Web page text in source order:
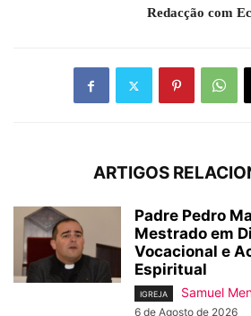
Redacção com
ARTIGOS
Padre Pedro
Mestrado em
Vocacional e
Espiritual
IGREJA Samuel
6 de Agosto de 2026